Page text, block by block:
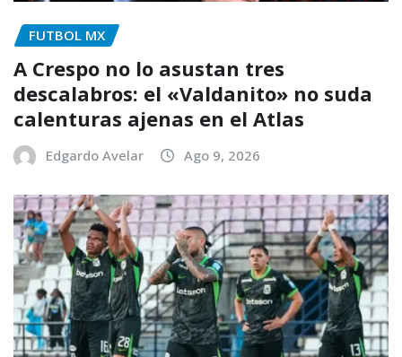
FUTBOL MX
A Crespo no lo asustan tres
descalabros: el «Valdanito» no suda
calenturas ajenas en el Atlas
Edgardo Avelar Ago 9, 2026